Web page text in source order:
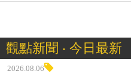
觀點新聞 ‧ 今日最新
2026.08.06